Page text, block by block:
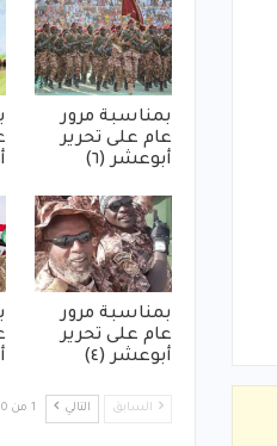
بمناسبة مرور
عام على تحرير
أبوعشر (٦)
بمناسبة مرور
عام على تحرير
أبوعشر (٤)
السابق التالي 1 من 270